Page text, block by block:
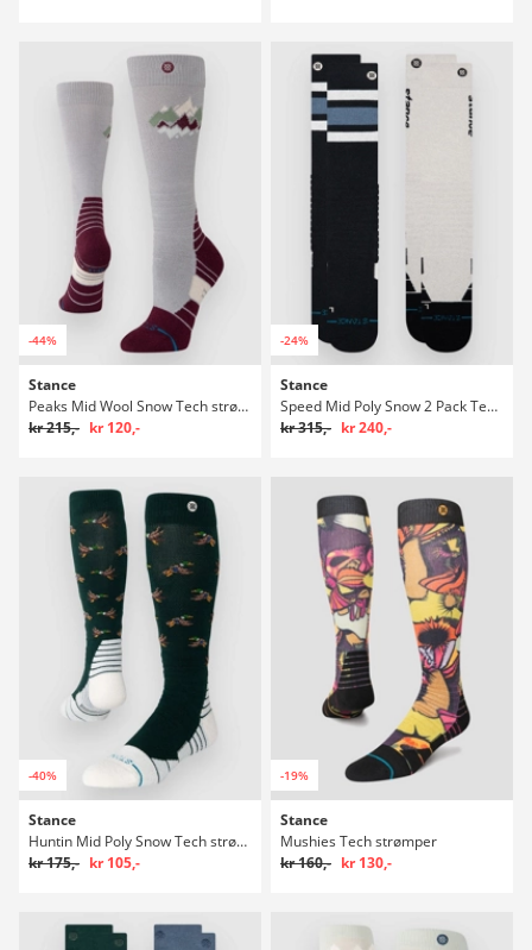
-44%
Stance
Peaks Mid Wool Snow Tech strømper
kr 215,- kr 120,-
-24%
Stance
Speed Mid Poly Snow 2 Pack Tech strømper
kr 315,- kr 240,-
-40%
Stance
Huntin Mid Poly Snow Tech strømper
kr 175,- kr 105,-
-19%
Stance
Mushies Tech strømper
kr 160,- kr 130,-